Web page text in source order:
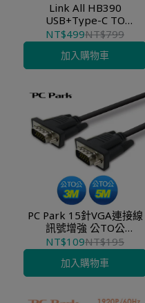
Link All HB390
USB+Type-C TO
USB/Type-C HUB 轉接集
線器
NT$499NT$799
加入購物車
PC Park 15針VGA連接線
訊號增強 公TO公
1.8M/3M/5M
NT$109NT$195
加入購物車